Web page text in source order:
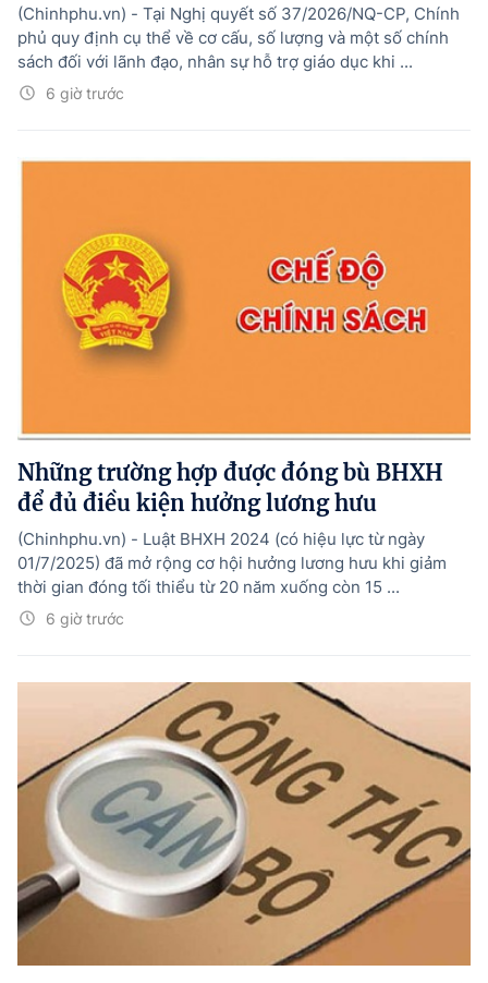
6 giờ trước
(Chinhphu.vn) - Tại Nghị quyết số 37/2026/NQ-CP, Chính
phủ quy định cụ thể về cơ cấu, số lượng và một số chính
sách đối với lãnh đạo, nhân sự hỗ trợ giáo dục khi ...
Những trường hợp được đóng bù BHXH
để đủ điều kiện hưởng lương hưu
6 giờ trước
(Chinhphu.vn) - Luật BHXH 2024 (có hiệu lực từ ngày
01/7/2025) đã mở rộng cơ hội hưởng lương hưu khi giảm
thời gian đóng tối thiểu từ 20 năm xuống còn 15 ...